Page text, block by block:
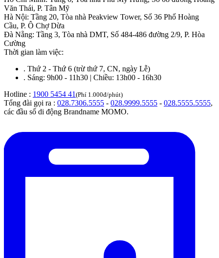
Văn Thái, P. Tân Mỹ
Hà Nội: Tầng 20, Tòa nhà Peakview Tower, Số 36 Phố Hoàng
Cầu, P. Ô Chợ Dừa
Đà Nẵng: Tầng 3, Tòa nhà DMT, Số 484-486 đường 2/9, P. Hòa
Cường
Thời gian làm việc:
. Thứ 2 - Thứ 6 (trừ thứ 7, CN, ngày Lễ)
. Sáng: 9h00 - 11h30 | Chiều: 13h00 - 16h30
Hotline : 1900 5454 41 (Phí 1.000đ/phút)
Tổng đài gọi ra : 028.7306.5555 - 028.9999.5555 - 028.5555.5555,
các đầu số di động Brandname MOMO.